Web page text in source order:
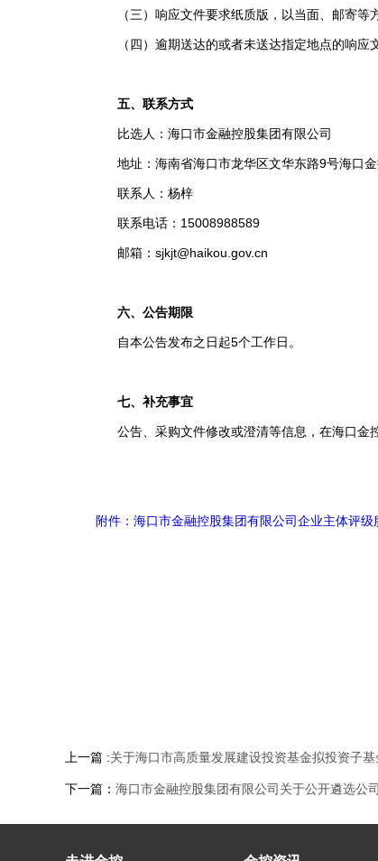
（三）响应文件要求纸质版，以当面、邮寄等方
（四）逾期送达的或者未送达指定地点的响应文
五、联系方式
比选人：海口市金融控股集团有限公司
地址：海南省海口市龙华区文华东路9号海口金
联系人：杨梓
联系电话： 15008988589
邮箱：sjkjt@haikou.gov.cn
六、公告期限
自本公告发布之日起5个工作日。
七、补充事宜
公告、采购文件修改或澄清等信息，在海口金控
附件：海口市金融控股集团有限公司企业主体评
上一篇 :关于海口市高质量发展建设投资基金拟投资子
下一篇： 海口市金融控股集团有限公司关于公开遴选公